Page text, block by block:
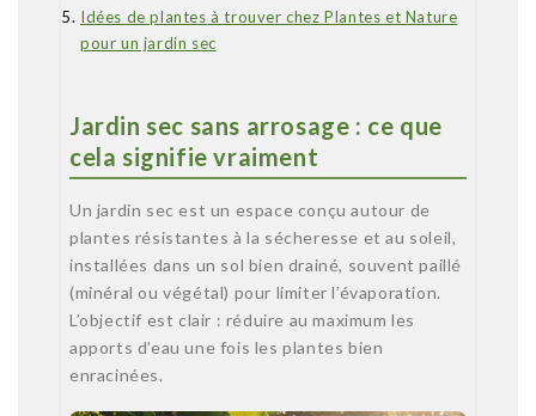
Idées de plantes à trouver chez Plantes et Nature
pour un jardin sec
Jardin sec sans arrosage : ce que
cela signifie vraiment
Un jardin sec est un espace conçu autour de
plantes résistantes à la sécheresse et au soleil,
installées dans un sol bien drainé, souvent paillé
(minéral ou végétal) pour limiter l’évaporation.
L’objectif est clair : réduire au maximum les
apports d’eau une fois les plantes bien
enracinées.